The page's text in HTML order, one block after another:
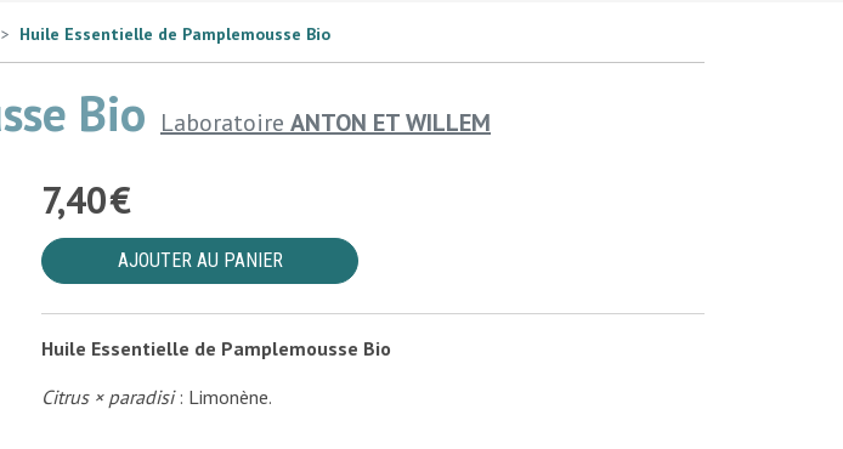
Huile Essentielle de Pamplemousse Bio
Bio Laboratoire ANTON ET WILLEM
7,40€
AJOUTER AU PANIER
Huile Essentielle de Pamplemousse Bio
Citrus × paradisi: Limonène.